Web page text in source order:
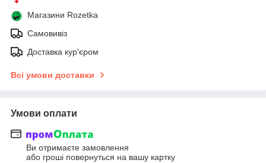
Магазини Rozetka
Самовивіз
Доставка кур'єром
Всі умови доставки
Умови оплати
Ви отримаєте замовлення
або гроші повернуться на вашу картку